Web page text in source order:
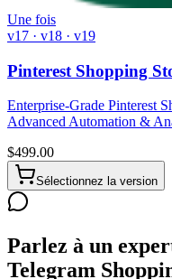
Une fois
v17 · v18 · v19
Pinterest Shopping
Enterprise-Grade Pinterest
Advanced Automation &
$499.00
Sélectionnez la version
Parlez à un
Telegram